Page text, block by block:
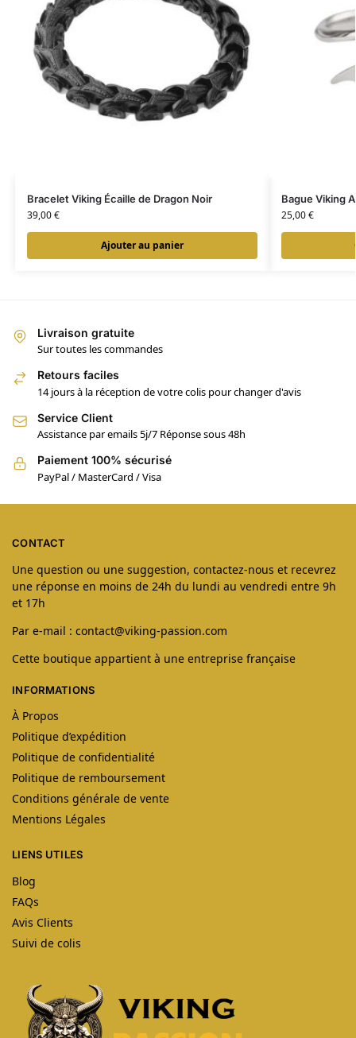
Bracelet Viking Écaille de Dragon Noir
39,00€
Ajouter au panier
Bague Viking
25,00€
Livraison gratuite
Sur toutes les commandes
Retours faciles
14 jours à la réception de votre colis pour changer d'avis
Service Client
Assistance par emails 5j/7 Réponse sous 48h
Paiement 100% sécurisé
PayPal / MasterCard / Visa
CONTACT
Une question ou une suggestion, contactez-nous et recevrez
une réponse en moins de 24h du lundi au vendredi entre 9h
et 17h
Par e-mail : contact@viking-passion.com
Cette boutique appartient à une entreprise française
INFORMATIONS
À Propos
Politique d’expédition
Politique de confidentialité
Politique de remboursement
Conditions générale de vente
Mentions Légales
LIENS UTILES
Blog
FAQs
Avis Clients
Suivi de colis